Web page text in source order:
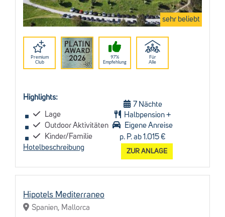
sehr beliebt
Premium
Club
97%
Empfehlung
Für
Alle
Highlights:
Lage
Outdoor Aktivitäten
Kinder/Familie
Hotelbeschreibung
7 Nächte
Halbpension +
Eigene Anreise
p. P. ab 1.015 €
ZUR ANLAGE
Hipotels Mediterraneo
Spanien, Mallorca